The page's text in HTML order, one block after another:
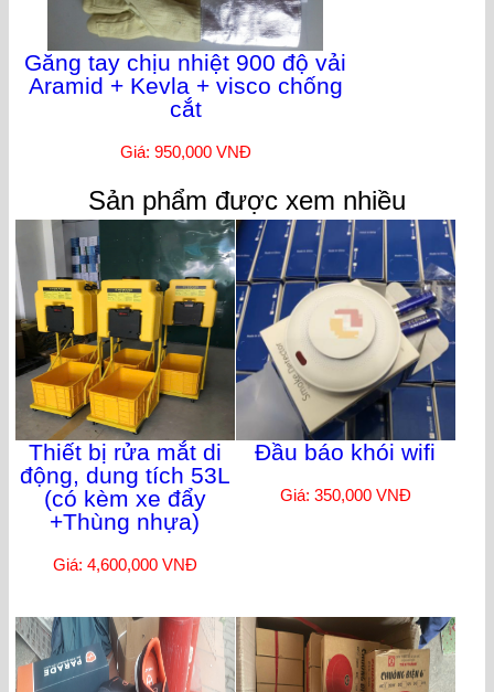
Găng tay chịu nhiệt 900 độ vải
Aramid + Kevla + visco chống
cắt
Giá: 950,000 VNĐ
Sản phẩm được xem nhiều
Thiết bị rửa mắt di
động, dung tích 53L
(có kèm xe đẩy
+Thùng nhựa)
Giá: 4,600,000 VNĐ
Đầu báo khói wifi
Giá: 350,000 VNĐ